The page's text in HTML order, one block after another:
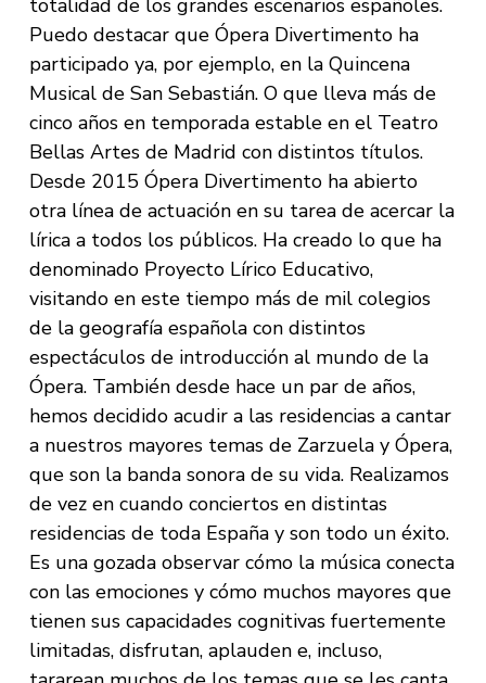
totalidad de los grandes escenarios españoles.
Puedo destacar que Ópera Divertimento ha
participado ya, por ejemplo, en la Quincena
Musical de San Sebastián. O que lleva más de
cinco años en temporada estable en el Teatro
Bellas Artes de Madrid con distintos títulos.
Desde 2015 Ópera Divertimento ha abierto
otra línea de actuación en su tarea de acercar la
lírica a todos los públicos. Ha creado lo que ha
denominado Proyecto Lírico Educativo,
visitando en este tiempo más de mil colegios
de la geografía española con distintos
espectáculos de introducción al mundo de la
Ópera. También desde hace un par de años,
hemos decidido acudir a las residencias a cantar
a nuestros mayores temas de Zarzuela y Ópera,
que son la banda sonora de su vida. Realizamos
de vez en cuando conciertos en distintas
residencias de toda España y son todo un éxito.
Es una gozada observar cómo la música conecta
con las emociones y cómo muchos mayores que
tienen sus capacidades cognitivas fuertemente
limitadas, disfrutan, aplauden e, incluso,